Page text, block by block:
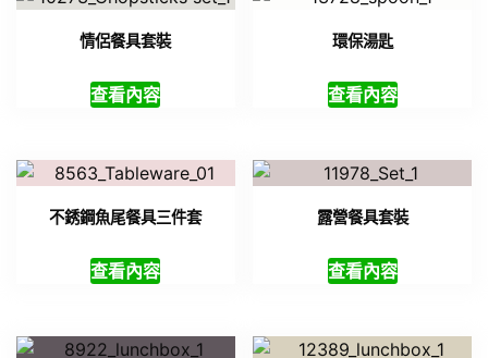
情侶餐具套裝
查看內容
環保湯匙
查看內容
不銹鋼魚尾餐具三件套
查看內容
露營餐具套裝
查看內容